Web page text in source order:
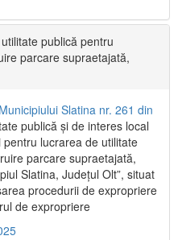
publică pentru
parcare supraetajată,
Slatina nr. 261 din
publică și de interes local
lucrarea de utilitate
parcare supraetajată,
Slatina, Județul Olt”, situat
procedurii de expropriere
de expropriere